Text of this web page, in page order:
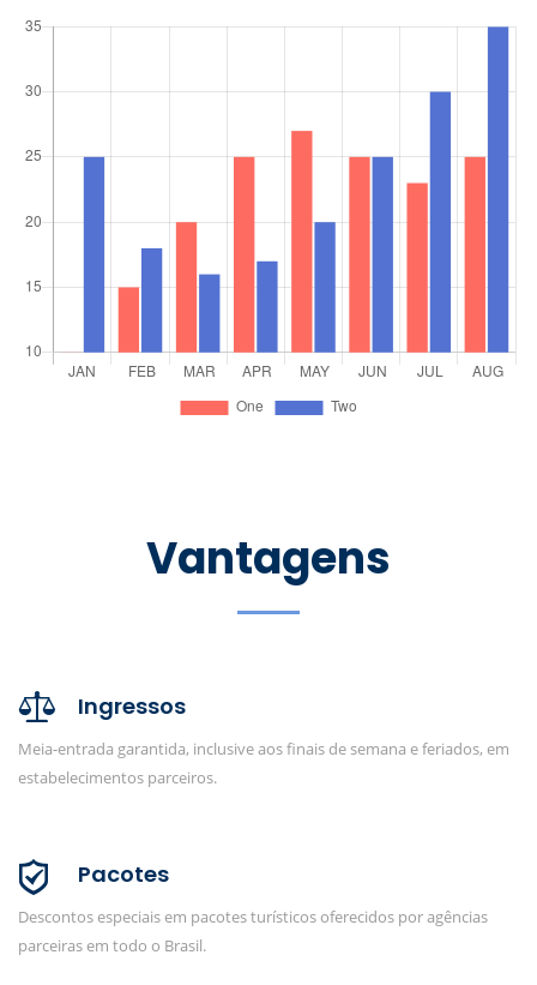
Vantagens
Ingressos
Meia-entrada garantida, inclusive aos finais de semana e feriados, em
estabelecimentos parceiros.
Pacotes
Descontos especiais em pacotes turísticos oferecidos por agências
parceiras em todo o Brasil.